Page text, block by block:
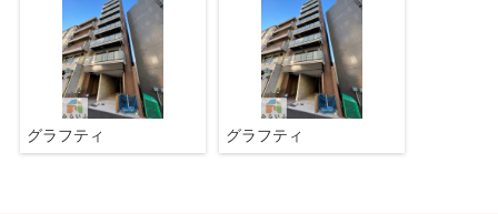
グラフティ グラフティ